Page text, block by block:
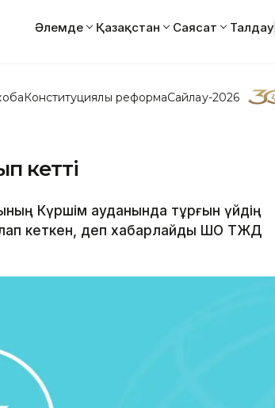
Әлемде Қазақстан Саясат Талдау
Конституциялық реформаСайлау-2026
кетті
Күршім ауданында тұрғын үйдің
кеткен, деп хабарлайды ШҚО ТЖД